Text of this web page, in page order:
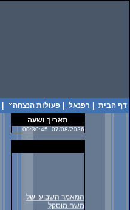
דף הבית רפנאל פעולות הנצחה
תאריך ושעה
07/08/2026
00:30:45
המאמר השבועי של
משה מוסקל